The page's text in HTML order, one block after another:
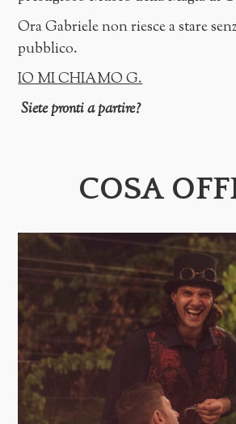
Ora Gabriele non riesce a stare
pubblico.
IO MI CHIAMO G.
Siete pronti a partire?
COSA